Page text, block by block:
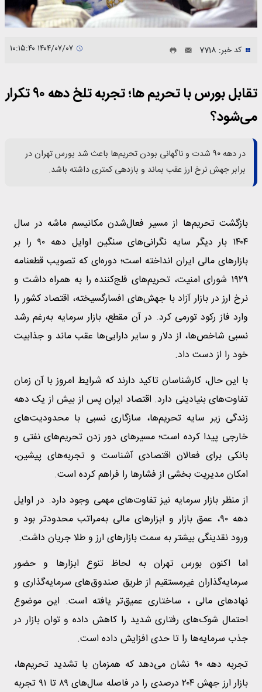
کد خبر: 7718
تقابل بورس با تحریم ها؛ تجربه تلخ دهه ۹۰ تکرار
می‌شود؟
در دهه ۹۰ شدت و ناگهانی بودن تحریم‌ها باعث شد بورس تهران در
برابر جهش نرخ ارز عقب بماند و بازدهی کمتری داشته باشد.
بازگشت تحریم‌ها از مسیر فعال‌شدن مکانیسم ماشه در سال
۱۴۰۴ بار دیگر سایه نگرانی‌های سنگین اوایل دهه ۹۰ را بر
بازارهای مالی ایران انداخته است؛ دوره‌ای که تصویب قطعنامه
۱۹۲۹ شورای امنیت، تحریم‌های فلج‌کننده را به همراه داشت و
نرخ ارز در بازار آزاد با جهش‌های افسارگسیخته، اقتصاد کشور را
وارد فاز رکود تورمی کرد. در آن مقطع، بازار سرمایه به‌رغم رشد
نسبی شاخص‌ها، از دلار و سایر دارایی‌ها عقب ماند و جذابیت
خود را از دست داد.
با این حال، کارشناسان تاکید دارند که شرایط امروز با آن زمان
تفاوت‌های بنیادینی دارد. اقتصاد ایران پس از بیش از یک دهه
زندگی زیر سایه تحریم‌ها، سازگاری نسبی با محدودیت‌های
خارجی پیدا کرده است؛ مسیرهای دور زدن تحریم‌های نفتی و
بانکی برای فعالان اقتصادی آشناست و تجربه‌های پیشین،
امکان مدیریت بخشی از فشارها را فراهم کرده است.
از منظر بازار سرمایه نیز تفاوت‌های مهمی وجود دارد. در اوایل
دهه ۹۰، عمق بازار و ابزارهای مالی به‌مراتب محدودتر بود و
ورود نقدینگی بیشتر به سمت بازارهای ارز و طلا جریان داشت.
اما اکنون بورس تهران به لحاظ تنوع ابزارها و حضور
سرمایه‌گذاران غیرمستقیم از طریق صندوق‌های سرمایه‌گذاری و
نهادهای مالی ، ساختاری عمیق‌تر یافته است. این موضوع
احتمال شوک‌های رفتاری شدید را کاهش داده و توان بازار در
جذب سرمایه‌ها را تا حدی افزایش داده است.
تجربه دهه ۹۰ نشان می‌دهد که همزمان با تشدید تحریم‌ها،
بازار ارز جهش ۲۰۴ درصدی را در فاصله سال‌های ۸۹ تا ۹۱ تجربه